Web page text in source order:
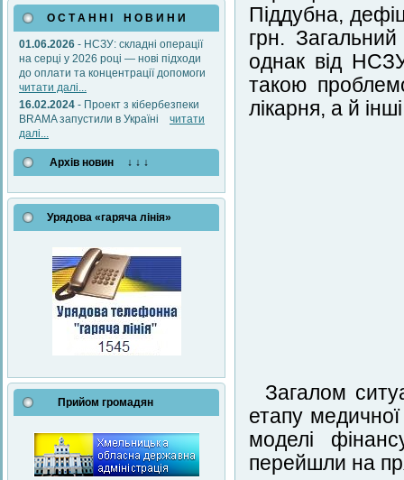
О С Т А Н Н І Н О В И Н И
01.06.2026 - НСЗУ: складні операції
на серці у 2026 році — нові підходи
до оплати та концентрації допомоги
читати далі...
16.02.2024 - Проект з кібербезпеки
BRAMA запустили в Україні читати
далі...
Архів новин ↓ ↓ ↓
Урядова «гаряча лінія»
Прийом громадян
Піддубна,
грн.
однак від
такою
лікарня, а й
Загалом
етапу
моделі
перейшли на